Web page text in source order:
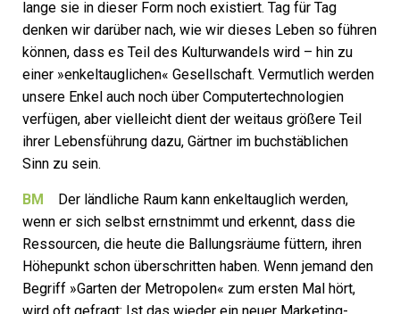
lange sie in dieser Form noch existiert. Tag für Tag
denken wir darüber nach, wie wir dieses Leben so führen
können, dass es Teil des Kulturwandels wird – hin zu
einer »enkeltauglichen« Gesellschaft. Vermutlich werden
unsere Enkel auch noch über Computertechnologien
verfügen, aber vielleicht dient der weitaus größere Teil
ihrer Lebensführung dazu, Gärtner im buchstäblichen
Sinn zu sein.
BM Der ländliche Raum kann enkeltauglich werden,
wenn er sich selbst ernstnimmt und erkennt, dass die
Ressourcen, die heute die Ballungsräume füttern, ihren
Höhepunkt schon überschritten haben. Wenn jemand den
Begriff »Garten der Metropolen« zum ersten Mal hört,